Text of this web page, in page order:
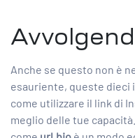
Anche se questo non è
esauriente, queste dieci
come utilizzare il link di
meglio delle tue